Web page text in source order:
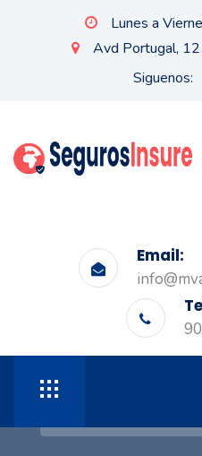
Lunes a
Avd Portugal,
Siguenos:
Email: